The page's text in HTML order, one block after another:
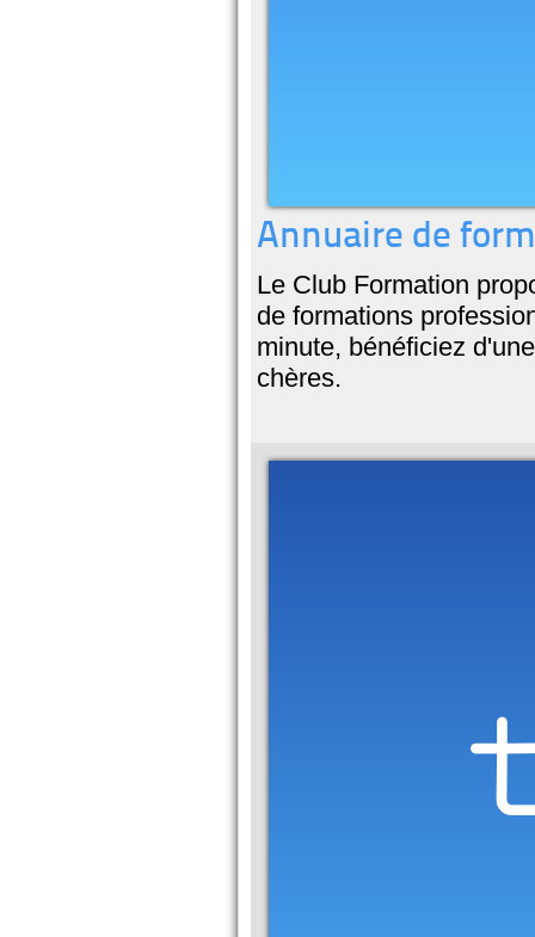
Annuaire de
Le Club Formation
de formations
minute, bénéficiez
chères.